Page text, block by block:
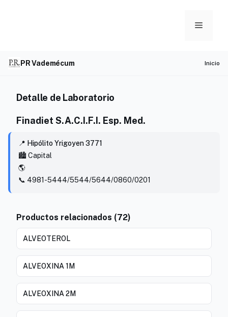
Menu
PR Vademécum Inicio
Detalle de Laboratorio
Finadiet S.A.C.I.F.I. Esp. Med.
📍 Hipólito Yrigoyen 3771
🏙️ Capital
🌎
📞 4981-5444/5544/5644/0860/0201
Productos relacionados (72)
ALVEOTEROL
ALVEOXINA 1M
ALVEOXINA 2M